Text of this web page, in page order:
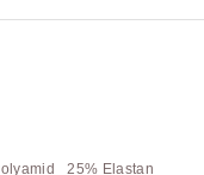
25% Elastan